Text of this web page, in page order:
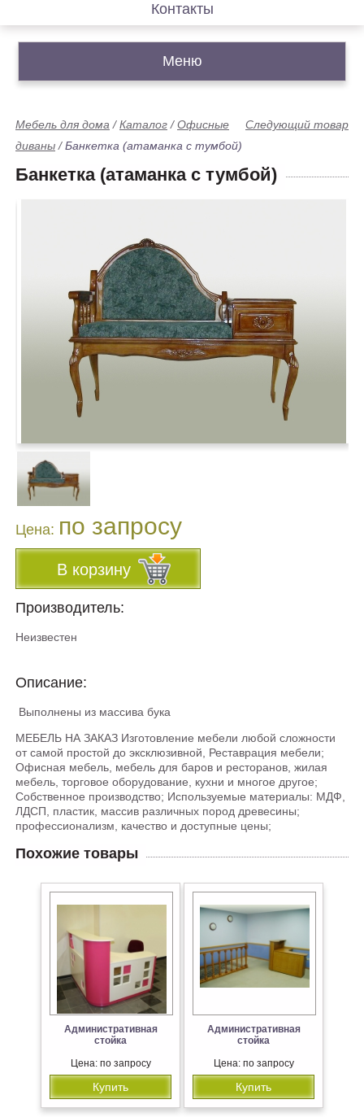
Контакты
Меню
Следующий товар
Мебель для дома /Каталог /Офисные
диваны /Банкетка (атаманка с тумбой)
Банкетка (атаманка с тумбой)
Цена: по запросу
В корзину
Производитель:
Неизвестен
Описание:
Выполнены из массива бука
МЕБЕЛЬ НА ЗАКАЗ Изготовление мебели любой сложности
от самой простой до эксклюзивной, Реставрация мебели;
Офисная мебель, мебель для баров и ресторанов, жилая
мебель, торговое оборудование, кухни и многое другое;
Собственное производство; Используемые материалы: МДФ,
ЛДСП, пластик, массив различных пород древесины;
профессионализм, качество и доступные цены;
Похожие товары
Административная
стойка
Цена: по запросу
Купить
Административная
стойка
Цена: по запросу
Купить